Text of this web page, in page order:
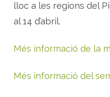
lloc a les regions del
al 14 d’abril.
Més informació de la
Més informació del